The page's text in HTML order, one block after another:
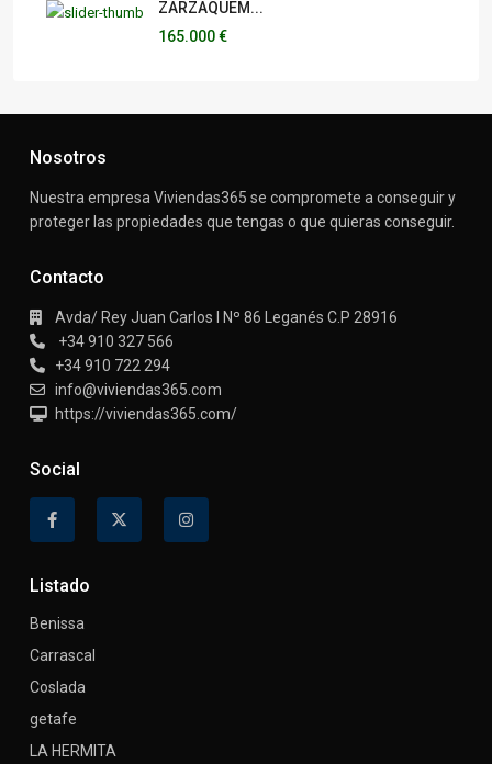
ZARZAQUEM...
165.000 €
Nosotros
Nuestra empresa Viviendas365 se compromete a conseguir y
proteger las propiedades que tengas o que quieras conseguir.
Contacto
Avda/ Rey Juan Carlos I Nº 86 Leganés C.P 28916
+34 910 327 566
+34 910 722 294
info@viviendas365.com
https://viviendas365.com/
Social
Listado
Benissa
Carrascal
Coslada
getafe
LA HERMITA